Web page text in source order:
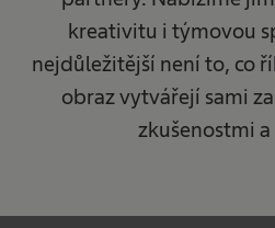
kreativitu i týmovou
nejdůležitější není to, co
obraz vytvářejí sami
zkušenostmi